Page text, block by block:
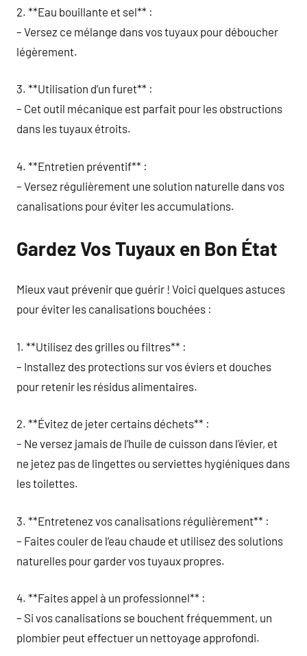
2. **Eau bouillante et sel** :
– Versez ce mélange dans vos tuyaux pour déboucher
légèrement.
3. **Utilisation d’un furet** :
– Cet outil mécanique est parfait pour les obstructions
dans les tuyaux étroits.
4. **Entretien préventif** :
– Versez régulièrement une solution naturelle dans vos
canalisations pour éviter les accumulations.
Gardez Vos Tuyaux en Bon État
Mieux vaut prévenir que guérir ! Voici quelques astuces
pour éviter les canalisations bouchées :
1. **Utilisez des grilles ou filtres** :
– Installez des protections sur vos éviers et douches
pour retenir les résidus alimentaires.
2. **Évitez de jeter certains déchets** :
– Ne versez jamais de l’huile de cuisson dans l’évier, et
ne jetez pas de lingettes ou serviettes hygiéniques dans
les toilettes.
3. **Entretenez vos canalisations régulièrement** :
– Faites couler de l’eau chaude et utilisez des solutions
naturelles pour garder vos tuyaux propres.
4. **Faites appel à un professionnel** :
– Si vos canalisations se bouchent fréquemment, un
plombier peut effectuer un nettoyage approfondi.